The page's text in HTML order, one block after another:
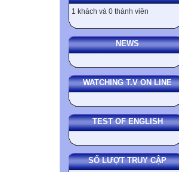
1 khách và 0 thành viên
NEWS
WATCHING T.V ON LINE
TEST OF ENGLISH
SỐ LƯỢT TRUY CẬP